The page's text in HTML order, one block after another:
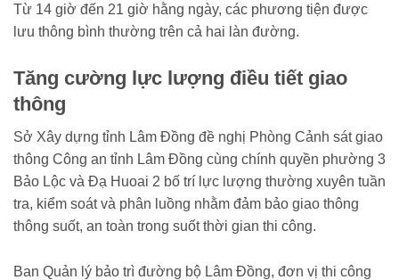
Từ 14 giờ đến 21 giờ hằng ngày, các phương tiện được
lưu thông bình thường trên cả hai làn đường.
Tăng cường lực lượng điều tiết giao
thông
Sở Xây dựng tỉnh Lâm Đồng đề nghị Phòng Cảnh sát giao
thông Công an tỉnh Lâm Đồng cùng chính quyền phường 3
Bảo Lộc và Đạ Huoai 2 bố trí lực lượng thường xuyên tuần
tra, kiểm soát và phân luồng nhằm đảm bảo giao thông
thông suốt, an toàn trong suốt thời gian thi công.
Ban Quản lý bảo trì đường bộ Lâm Đồng, đơn vị thi công